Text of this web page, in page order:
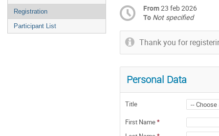
Registration
Participant List
From23 feb 2026
To Not specified
Thank you for
Personal Data
Title
First Name*